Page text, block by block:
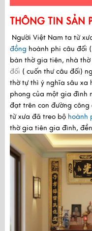
THÔNG TIN SẢN
Người Việt Nam ta từ
đồng hoành phi câu đối
bàn thờ gia tiên, nhà thờ
đối ( cuốn thư câu đối)
thờ tự thì ý nghĩa sâu xa
phong của một gia đình
đạt trên con đường công
từ xưa đã treo bộ hoành
thờ gia tiên gia đình,